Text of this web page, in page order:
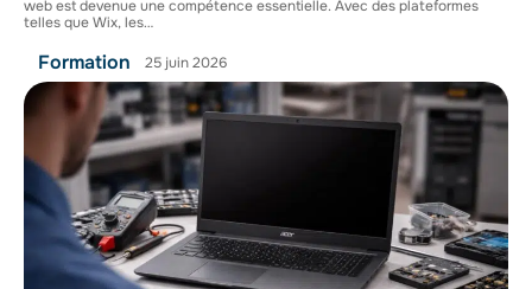
web est devenue une compétence essentielle. Avec des plateformes
telles que Wix, les…
Formation 25 juin 2026